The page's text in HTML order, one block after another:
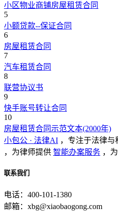
小区物业商铺房屋租赁合同
5
小额贷款--保证合同
6
房屋租赁合同
7
汽车租赁合同
8
联营协议书
9
快手账号转让合同
10
房屋租赁合同示范文本(2000年)
小包公 · 法律AI ，专注于法律
，为律师提供 智能办案服务 ，
联系我们
电话：400-101-1380
邮箱：xbg@xiaobaogong.com